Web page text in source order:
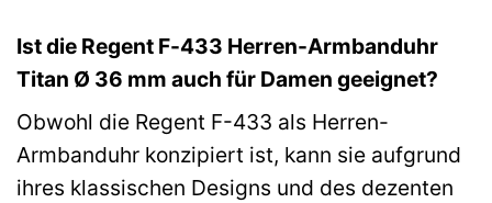
Ist die Regent F-433 Herren-Armbanduhr
Titan Ø 36 mm auch für Damen geeignet?
Obwohl die Regent F-433 als Herren-
Armbanduhr konzipiert ist, kann sie aufgrund
ihres klassischen Designs und des dezenten